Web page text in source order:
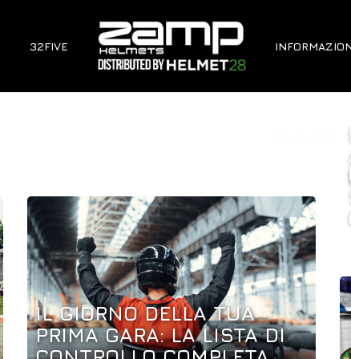
32FIVE
IL GIORNO DELLA TUA
PRIMA GARA: LA LISTA DI